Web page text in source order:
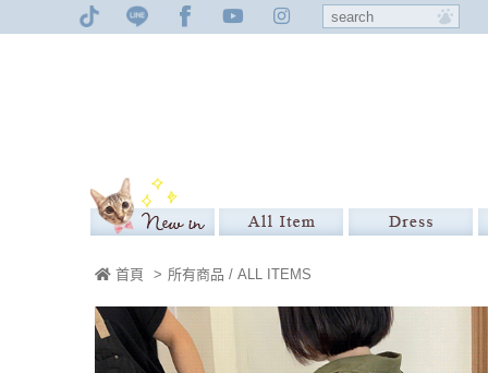
首頁 > 所有商品 / ALL ITEMS